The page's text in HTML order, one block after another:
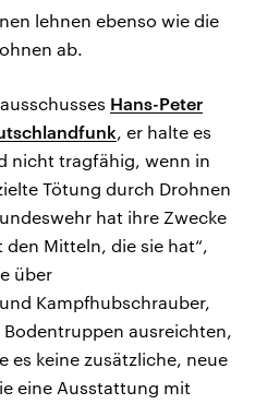
lehnen ebenso wie die
ab.
Hans-Peter
, er halte es
nicht tragfähig, wenn in
Tötung durch Drohnen
hat ihre Zwecke
Mitteln, die sie hat“,
über
Kampfhubschrauber,
ausreichten,
es keine zusätzliche, neue
eine Ausstattung mit